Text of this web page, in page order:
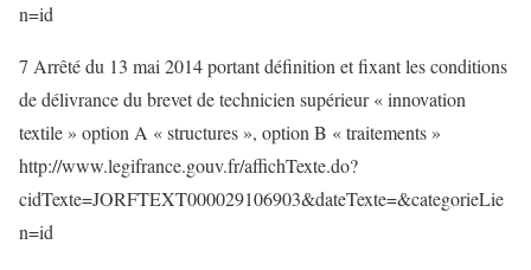
n=id
7 Arrêté du 13 mai 2014 portant définition et fixant les conditions
de délivrance du brevet de technicien supérieur « innovation
textile » option A « structures », option B « traitements »
http://www.legifrance.gouv.fr/affichTexte.do?
cidTexte=JORFTEXT000029106903&dateTexte=&categorieLie
n=id